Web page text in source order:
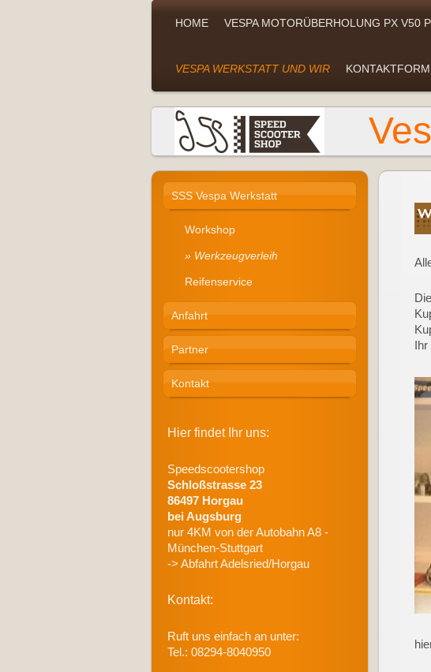
HOME VESPA MOTORÜBERHOLUNG PX V50
VESPA WERKSTATT UND WIR
Ihr
SSS Vespa Werkstatt
Workshop
Werkzeugverleih
Reifenservice
Anfahrt
Partner
Kontakt
Hier findet Ihr uns:
Speedscootershop
Schloßstrasse 23
86497 Horgau
bei Augsburg
nur 4KM von der Autobahn A8 -
München-Stuttgart
-> Abfahrt Adelsried/Horgau
Kontakt:
Ruft uns einfach an unter:
Tel.: 08294-8040950